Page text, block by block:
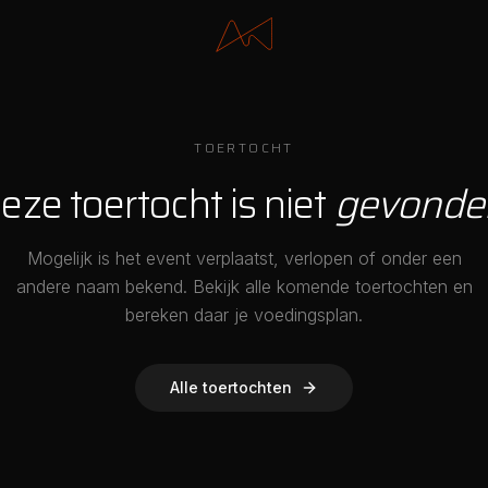
TOERTOCHT
toertocht is niet
Mogelijk is het event verplaatst, verlopen of onder een
andere naam bekend. Bekijk alle komende toertochten en
bereken daar je voedingsplan.
Alle toertochten